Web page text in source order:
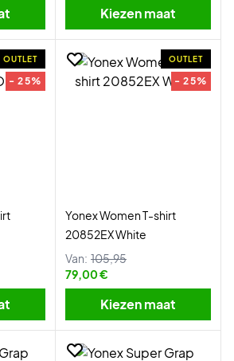
Kiezen maat
OUTLET
- 25%
OUTLET
- 25%
Yonex Women T-shirt
20852EX White
Van: 105,95
79,00 €
Kiezen maat